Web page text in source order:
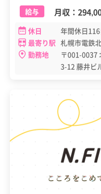
給与 月収：
休日
年間休日116
最寄り駅 札幌市電鉄
勤務地
〒001-0037
3-12 藤井ビ